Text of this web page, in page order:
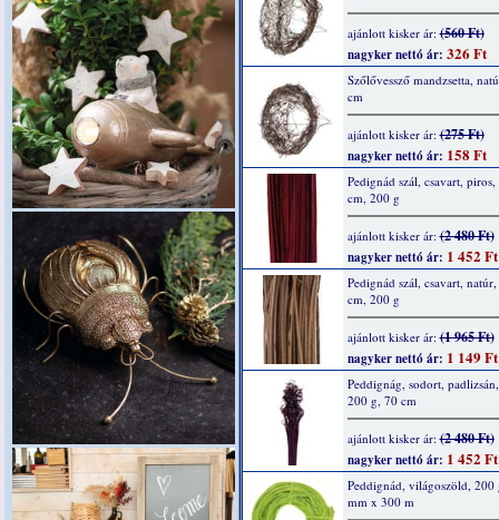
ajánlott kisker ár:(560 Ft)
nagyker nettó ár: 326 Ft
Szőlővessző mandzsetta,
cm
ajánlott kisker ár:(275 Ft)
nagyker nettó ár: 158 Ft
Pedignád szál, csavart,
cm, 200 g
ajánlott kisker ár:(2 480 Ft)
nagyker nettó ár: 1 452 Ft
Pedignád szál, csavart,
cm, 200 g
ajánlott kisker ár:(1 965 Ft)
nagyker nettó ár: 1 149 Ft
Peddignág, sodort,
200 g, 70 cm
ajánlott kisker ár:(2 480 Ft)
nagyker nettó ár: 1 452 Ft
Peddignád, világoszöld, 200
mm x 300 m